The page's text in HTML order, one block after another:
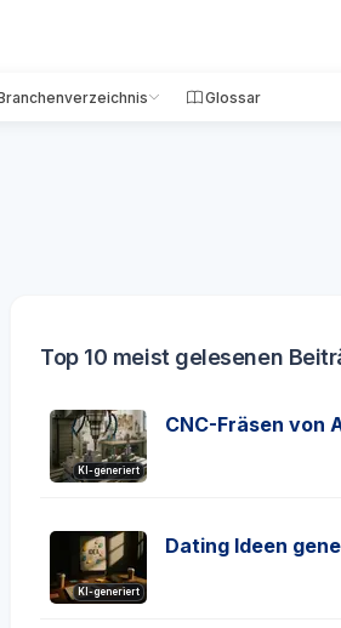
Glossar
Top 10 meist gelesenen
KI-generiert
CNC-Fräsen von
KI-generiert
Dating Ideen